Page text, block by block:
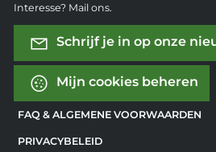
Interesse? Mail ons.
Schrijf je in op onze
Mijn cookies beheren
FAQ & ALGEMENE VOORWAARDEN
PRIVACYBELEID